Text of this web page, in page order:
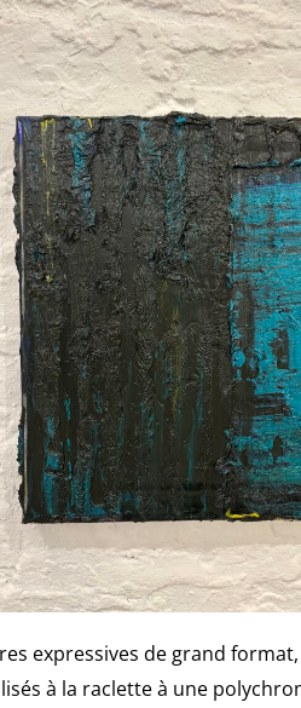
expressives de grand
à la raclette à une